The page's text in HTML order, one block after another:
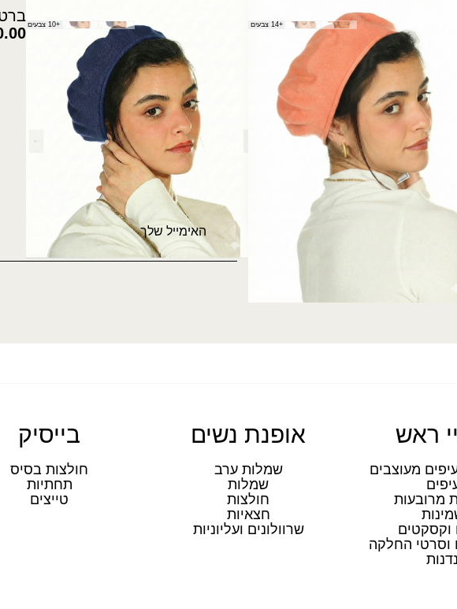
₪
+14 צבעים +10 צבעים
האימייל שלך
ראש
מעוצבים
מרובעות
וקסקטים
וסרטי החלקה
אופנת נשים
שמלות ערב
שמלות
חולצות
חצאיות
שרוולונים ועליוניות
בייסיק
חולצות בסיס
תחתיות
טייצים